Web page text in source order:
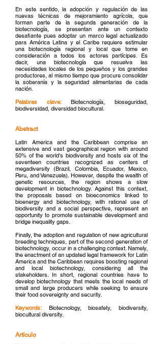
En este sentido, la adopción y regulación de las
nuevas técnicas de mejoramiento agrícola, que
forman parte de la segunda generación de la
biotecnología, se presentan ante un contexto
desafiante pues adoptar un marco legal actualizado
para América Latina y el Caribe requiere estimular
una biotecnología regional y local que tome en
consideración a todos los actores partícipes. Es
decir, una biotecnología que resuelva las
necesidades locales de los pequeños y los grandes
productores, al mismo tiempo que procure consolidar
la soberanía y la seguridad alimentarias de cada
nación.
Palabras clave: Biotecnología, bioseguridad,
biodiversidad, diversidad biocultural.
Abstract
Latin America and the Caribbean comprise an
extensive and vast geographical region with around
50% of the world's biodiversity and hosts six of the
seventeen countries recognized as centers of
megadiversity (Brazil, Colombia, Ecuador, Mexico,
Peru, and Venezuela). However, despite the wealth of
genetic resources, the region shows a slow
development in biotechnology. Against this context,
the proposals based on bioeconomics linked to
bioenergy and biotechnology, with rational use of
biodiversity and a social perspective, represent an
opportunity to promote sustainable development and
bridge inequality gaps.
Finally, the adoption and regulation of new agricultural
breeding techniques, part of the second generation of
biotechnology, occur in a challenging context. Namely,
the enactment of an updated legal framework for Latin
America and the Caribbean requires boosting regional
and local biotechnology, considering all the
stakeholders. In short, regional countries have to
develop biotechnology that meets the local needs of
small and large producers while seeking to ensure
their food sovereignty and security.
Keywords: Biotecnology, biosafety, biodiversity,
biocultural diversity.
Artículo